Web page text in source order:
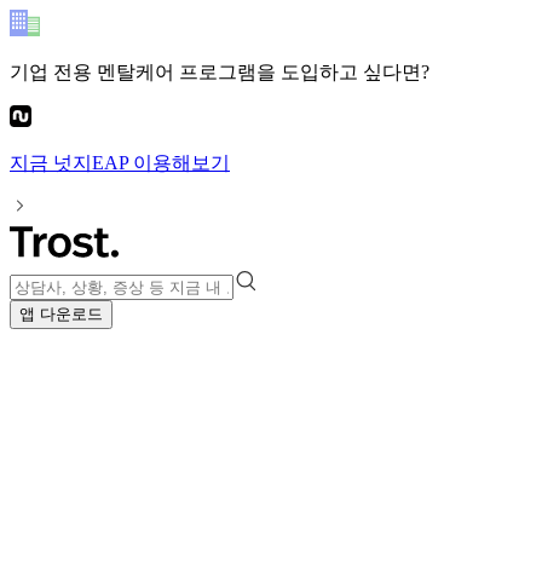
기업 전용 멘탈케어 프로그램을 도입하고 싶다면?
지금 넛지EAP이용해보기
앱 다운로드